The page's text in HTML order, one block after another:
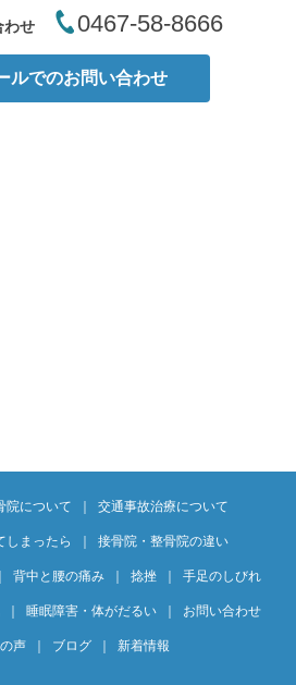
わせ 0467-58-8666
ルでのお問い合わせ
院について 交通事故治療について
しまったら 接骨院・整骨院の違い
背中と腰の痛み 捻挫 手足のしびれ
睡眠障害・体がだるい お問い合わせ
声 ブログ 新着情報